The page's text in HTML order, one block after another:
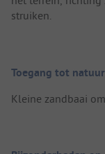
struiken.
Toegang tot
Kleine zandbaai